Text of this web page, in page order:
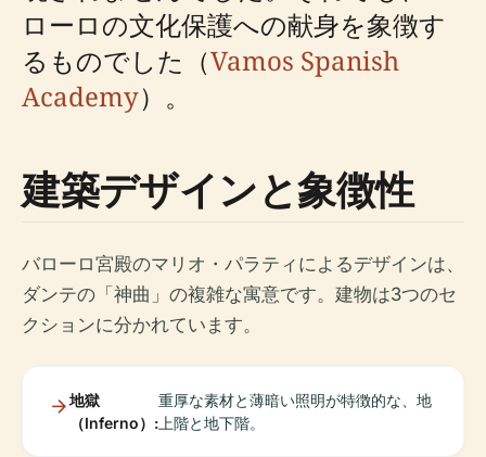
ローロの文化保護への献身を象徴す
るものでした（Vamos Spanish
Academy）。
建築デザインと象徴性
バローロ宮殿のマリオ・パラティによるデザインは、
ダンテの「神曲」の複雑な寓意です。建物は3つのセ
クションに分かれています。
地獄
（Inferno）:
重厚な素材と薄暗い照明が特徴的な、地
上階と地下階。